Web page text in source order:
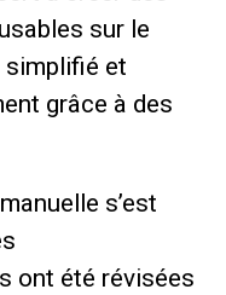
sur le
simplifié et
grâce à des
s’est
ont été révisées